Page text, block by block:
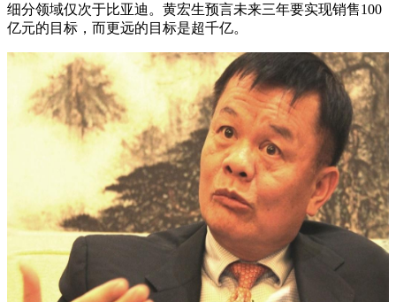
细分领域仅次于比亚迪。黄宏生预言未来三年要实现销售100
亿元的目标，而更远的目标是超千亿。